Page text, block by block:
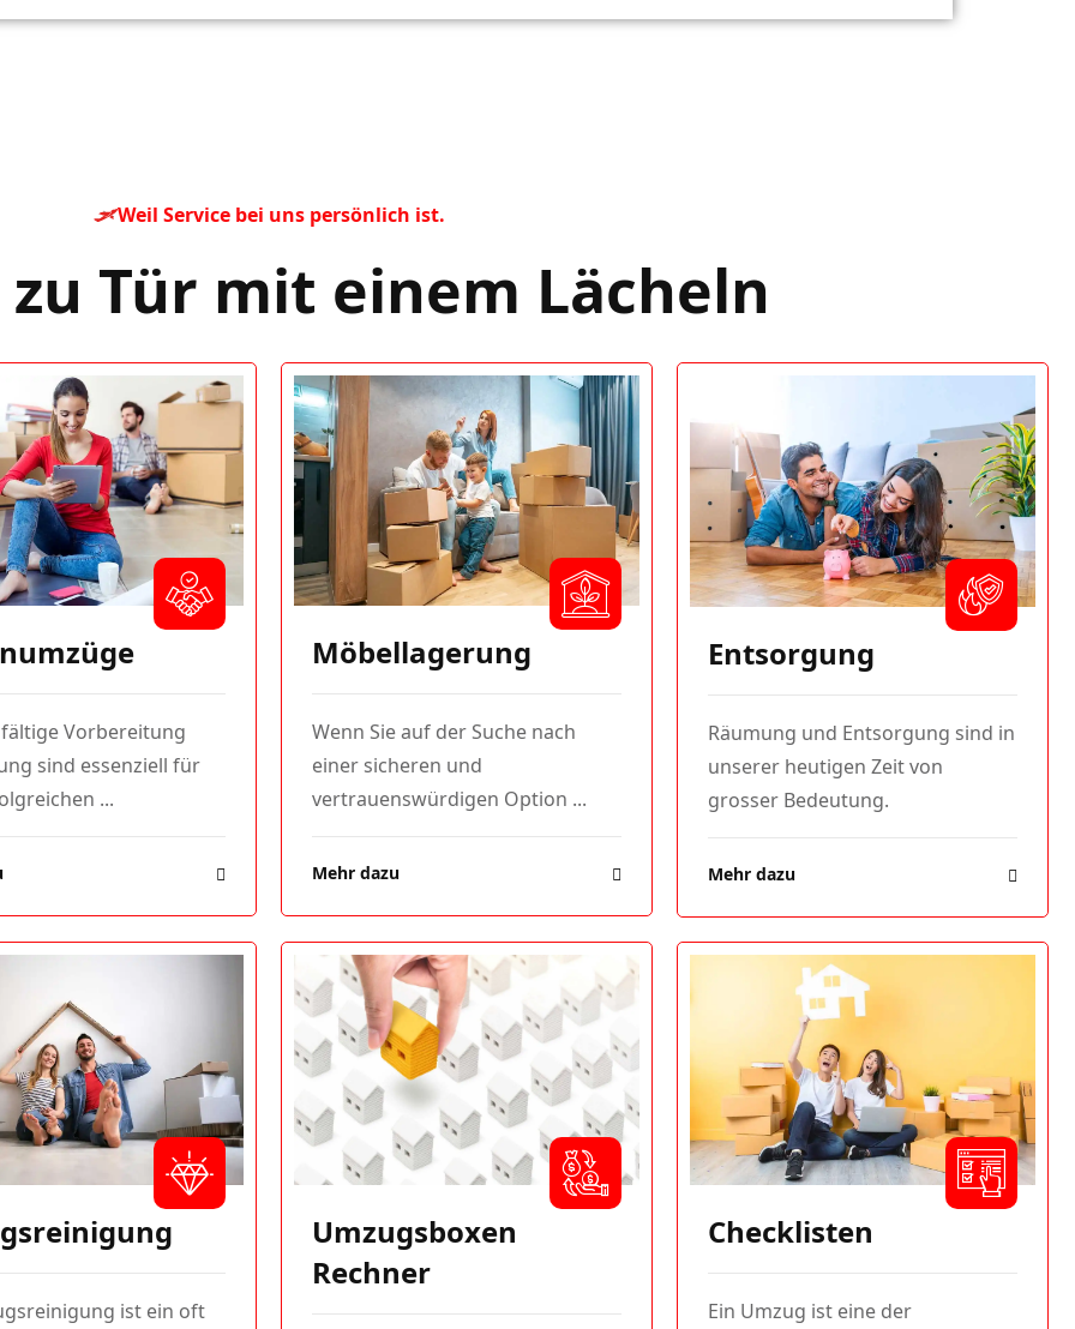
Weil Service bei uns persönlich ist.
zu Tür mit einem Lächeln
Vorbereitung
sind essenziell für
...
Möbellagerung
Wenn Sie auf der Suche nach
einer sicheren und
vertrauenswürdigen Option ...
Mehr dazu
Entsorgung
Räumung und Entsorgung sind in
unserer heutigen Zeit von
grosser Bedeutung.
Mehr dazu
ist ein oft
Umzugsboxen
Rechner
Checklisten
Ein Umzug ist eine der